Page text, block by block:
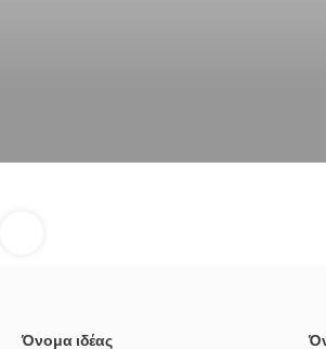
Όνομα ιδέας